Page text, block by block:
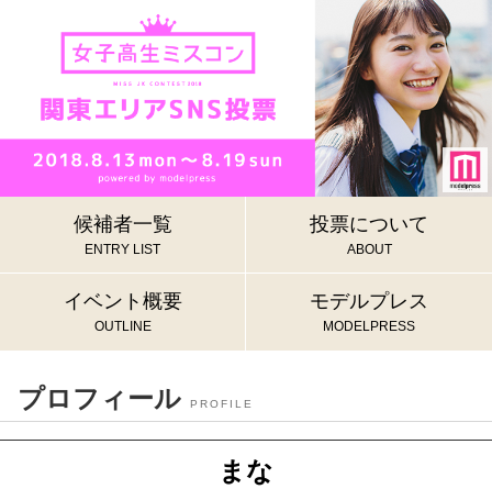
候補者一覧
ENTRY LIST
投票について
ABOUT
イベント概要
OUTLINE
モデルプレス
MODELPRESS
プロフィール PROFILE
まな